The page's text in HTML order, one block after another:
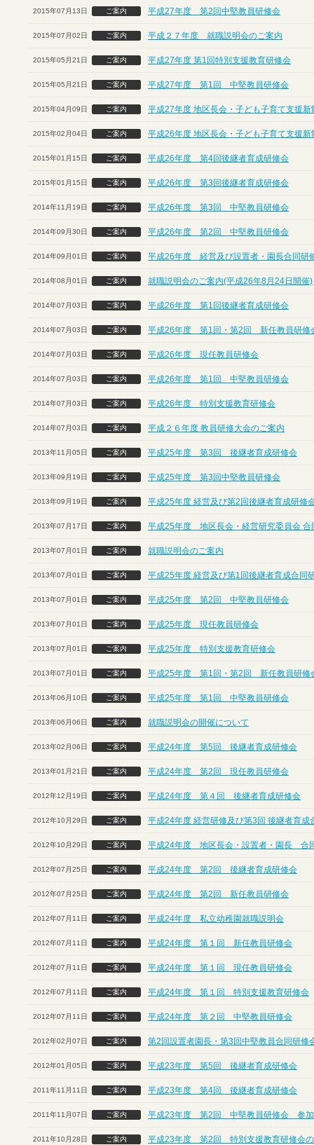
2015年07月13日 ご案内 平成27年度 第2回中堅教員研修会
2015年07月02日 ご案内 平成２７年度 就職説明会のご案内
2015年05月21日 ご案内 平成27年度 第1回特別支援教育研修会
2015年05月21日 ご案内 平成27年度 第1回 中堅教員研修会
2015年04月09日 ご案内 平成27年度 地区長会・子ども子育て支援
2015年02月04日 ご案内 平成26年度 地区長会・子ども子育て支援
2015年01月15日 ご案内 平成26年度 第4回後継者育成研修会
2015年01月15日 ご案内 平成26年度 第3回後継者育成研修会
2014年11月19日 ご案内 平成26年度 第3回 中堅教員研修会
2014年09月30日 ご案内 平成26年度 第2回 中堅教員研修会
2014年09月01日 ご案内 平成26年度 経営及び設置者・園長合同研
2014年08月01日 ご案内 就職説明会のご案内(平成26年8月24日開催)
2014年07月03日 ご案内 平成26年度 第1回後継者育成研修会
2014年07月03日 ご案内 平成26年度 第1回・第2回 新任教員研修
2014年07月03日 ご案内 平成26年度 現任教員研修会
2014年07月03日 ご案内 平成26年度 第1回 中堅教員研修会
2014年07月03日 ご案内 平成26年度 特別支援教育研修会
2014年07月03日 ご案内 平成２６年度 教員研修大会のご案内
2013年11月05日 ご案内 平成25年度 第3回 後継者育成研修会
2013年09月19日 ご案内 平成25年度 第3回中堅教員研修会
2013年09月19日 ご案内 平成25年度 経営及び第2回後継者育成研修
2013年07月17日 ご案内 平成25年度 地区長会・経営研究委員会 合
2013年07月01日 ご案内 就職説明会のご案内
2013年07月01日 ご案内 平成25年度 経営及び第1回後継者育成合同
2013年07月01日 ご案内 平成25年度 第2回 中堅教員研修会
2013年07月01日 ご案内 平成25年度 現任教員研修会
2013年07月01日 ご案内 平成25年度 特別支援教育研修会
2013年07月01日 ご案内 平成25年度 第1回・第2回 新任教員研修
2013年06月10日 ご案内 平成25年度 第1回 中堅教員研修会
2013年06月06日 ご案内 就職説明会の開催について
2013年02月06日 ご案内 平成24年度 第5回 後継者育成研修会
2013年01月21日 ご案内 平成24年度 第2回 現任教員研修会
2012年12月19日 ご案内 平成24年度 第４回 後継者育成研修会
2012年10月29日 ご案内 平成24年度 経営研修及び第3回 後継者育成
2012年10月29日 ご案内 平成24年度 地区長会・設置者・園長 合
2012年07月25日 ご案内 平成24年度 第2回 後継者育成研修会
2012年07月25日 ご案内 平成24年度 第2回 新任教員研修会
2012年07月11日 ご案内 平成24年度 私立幼稚園就職説明会
2012年07月11日 ご案内 平成24年度 第１回 新任教員研修会
2012年07月11日 ご案内 平成24年度 第１回 現任教員研修会
2012年07月11日 ご案内 平成24年度 第１回 特別支援教育研修会
2012年07月11日 ご案内 平成24年度 第２回 中堅教員研修会
2012年02月07日 ご案内 第2回設置者園長・第3回中堅教員合同研修
2012年01月05日 ご案内 平成23年度 第5回 後継者育成研修会
2011年11月11日 ご案内 平成23年度 第4回 後継者育成研修会
2011年11月07日 ご案内 平成23年度 第2回 中堅教員研修会 参加
2011年10月28日 ご案内 平成23年度 第2回 特別支援教育研修会